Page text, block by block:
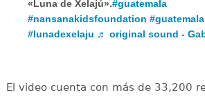
«Luna de Xelajú».#guatemala
#nansanakidsfoundation #guatemala
#lunadexelaju ♬ original sound -
El video cuenta con más de 33,200